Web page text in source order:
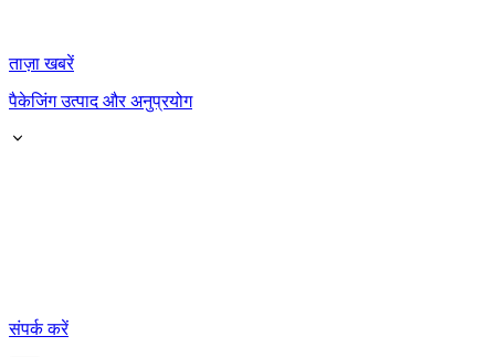
ताज़ा खबरें
पैकेजिंग उत्पाद और अनुप्रयोग
संपर्क करें